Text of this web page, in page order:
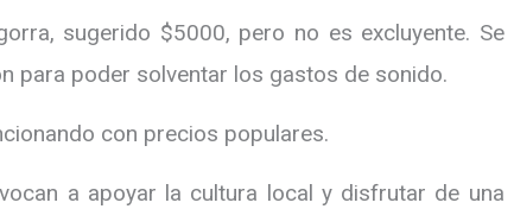
sugerido $5000, pero no es excluyente. Se
para poder solventar los gastos de sonido.
con precios populares.
a apoyar la cultura local y disfrutar de una